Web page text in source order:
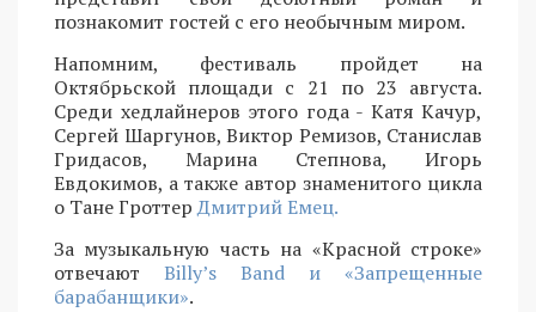
познакомит гостей с его необычным миром.
Напомним, фестиваль пройдет на
Октябрьской площади с 21 по 23 августа.
Среди хедлайнеров этого года - Катя Качур,
Сергей Шаргунов, Виктор Ремизов, Станислав
Гридасов, Марина Степнова, Игорь
Евдокимов, а также автор знаменитого цикла
о Тане ГроттерДмитрий Емец.
За музыкальную часть на «Красной строке»
отвечают Billy’s Band и «Запрещенные
барабанщики».